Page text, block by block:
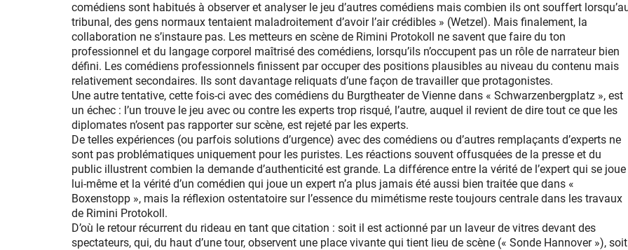
comédiens sont habitués à observer et analyser le jeu d’autres comédiens mais combien ils ont souffert
tribunal, des gens normaux tentaient maladroitement d’avoir l’air crédibles » (Wetzel). Mais finalement, la
collaboration ne s’instaure pas. Les metteurs en scène de Rimini Protokoll ne savent que faire du ton
professionnel et du langage corporel maîtrisé des comédiens, lorsqu’ils n’occupent pas un rôle de narrateur bien
défini. Les comédiens professionnels finissent par occuper des positions plausibles au niveau du contenu mais
relativement secondaires. Ils sont davantage reliquats d’une façon de travailler que protagonistes.
Une autre tentative, cette fois-ci avec des comédiens du Burgtheater de Vienne dans « Schwarzenbergplatz », est
un échec : l’un trouve le jeu avec ou contre les experts trop risqué, l’autre, auquel il revient de dire tout ce que les
diplomates n’osent pas rapporter sur scène, est rejeté par les experts.
De telles expériences (ou parfois solutions d’urgence) avec des comédiens ou d’autres remplaçants d’experts ne
sont pas problématiques uniquement pour les puristes. Les réactions souvent offusquées de la presse et du
public illustrent combien la demande d’authenticité est grande. La différence entre la vérité de l’expert qui se joue
lui-même et la vérité d’un comédien qui joue un expert n’a plus jamais été aussi bien traitée que dans «
Boxenstopp », mais la réflexion ostentatoire sur l’essence du mimétisme reste toujours centrale dans les travaux
de Rimini Protokoll.
D’où le retour récurrent du rideau en tant que citation : soit il est actionné par un laveur de vitres devant des
spectateurs, qui, du haut d’une tour, observent une place vivante qui tient lieu de scène (« Sonde Hannover »), soit